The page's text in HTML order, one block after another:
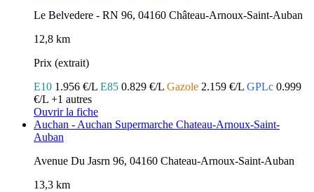
Le Belvedere - RN 96, 04160 Château-Arnoux-Saint-Auban
12,8 km
Prix (extrait)
E10 1.956 €/L E85 0.829 €/L Gazole 2.159 €/L GPLc 0.999
€/L +1 autres
Ouvrir la fiche
Auchan - Auchan Supermarche Chateau-Arnoux-Saint-
Auban
Avenue Du Jasrn 96, 04160 Chateau-Arnoux-Saint-Auban
13,3 km